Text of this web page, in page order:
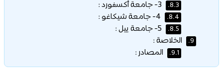
8.3.
8.4.
8.5.
9. الخلاصة :
9.1. المصادر :